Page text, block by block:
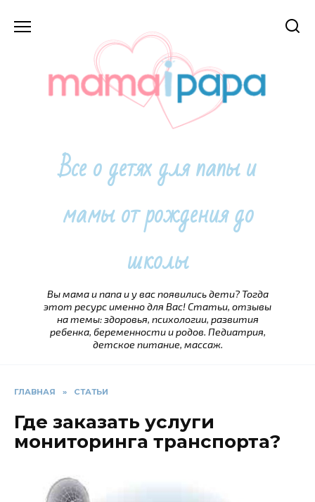
Все о детях для папы и
мамы от рождения до
школы
Вы мама и папа и у вас появились дети? Тогда
этот ресурс именно для Вас! Статьи, отзывы
на темы: здоровья, психологии, развития
ребенка, беременности и родов. Педиатрия,
детское питание, массаж.
ГЛАВНАЯ » СТАТЬИ
Где заказать услуги
мониторинга транспорта?